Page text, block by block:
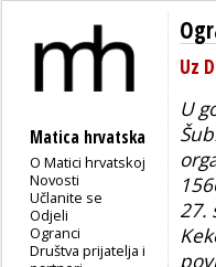
Matica hrvatska
O Matici hrvatskoj
Novosti
Učlanite se
Odjeli
Ogranci
Društva prijatelja i
Uz
U
27.